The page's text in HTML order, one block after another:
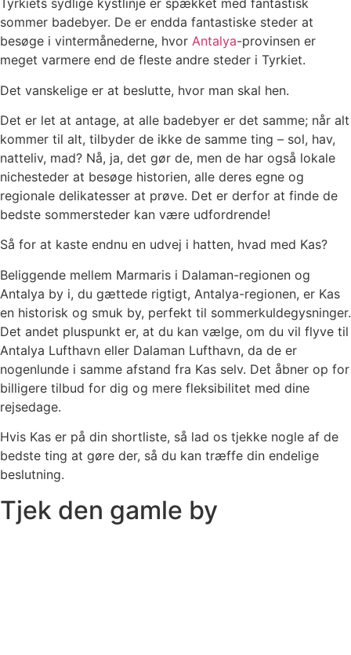
Tyrkiets sydlige kystlinje er spækket med fantastisk
sommer badebyer. De er endda fantastiske steder at
besøge i vintermånederne, hvor Antalya-provinsen er
meget varmere end de fleste andre steder i Tyrkiet.
Det vanskelige er at beslutte, hvor man skal hen.
Det er let at antage, at alle badebyer er det samme; når alt
kommer til alt, tilbyder de ikke de samme ting – sol, hav,
natteliv, mad? Nå, ja, det gør de, men de har også lokale
nichesteder at besøge historien, alle deres egne og
regionale delikatesser at prøve. Det er derfor at finde de
bedste sommersteder kan være udfordrende!
Så for at kaste endnu en udvej i hatten, hvad med Kas?
Beliggende mellem Marmaris i Dalaman-regionen og
Antalya by i, du gættede rigtigt, Antalya-regionen, er Kas
en historisk og smuk by, perfekt til sommerkuldegysninger.
Det andet pluspunkt er, at du kan vælge, om du vil flyve til
Antalya Lufthavn eller Dalaman Lufthavn, da de er
nogenlunde i samme afstand fra Kas selv. Det åbner op for
billigere tilbud for dig og mere fleksibilitet med dine
rejsedage.
Hvis Kas er på din shortliste, så lad os tjekke nogle af de
bedste ting at gøre der, så du kan træffe din endelige
beslutning.
Tjek den gamle by